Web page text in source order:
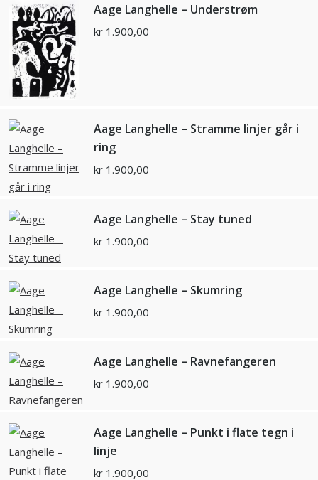
Aage Langhelle – Understrøm
kr 1.900,00
Aage Langhelle – Stramme linjer går i
ring
kr 1.900,00
Aage Langhelle – Stay tuned
kr 1.900,00
Aage Langhelle – Skumring
kr 1.900,00
Aage Langhelle – Ravnefangeren
kr 1.900,00
Aage Langhelle – Punkt i flate tegn i
linje
kr 1.900,00